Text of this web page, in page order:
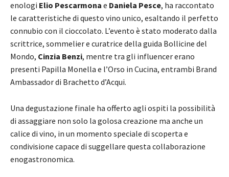
enologi Elio Pescarmona e Daniela Pesce, ha raccontato
le caratteristiche di questo vino unico, esaltando il perfetto
connubio con il cioccolato. L’evento è stato moderato dalla
scrittrice, sommelier e curatrice della guida Bollicine del
Mondo, Cinzia Benzi, mentre tra gli influencer erano
presenti Papilla Monella e l’Orso in Cucina, entrambi Brand
Ambassador di Brachetto d’Acqui.
Una degustazione finale ha offerto agli ospiti la possibilità
di assaggiare non solo la golosa creazione ma anche un
calice di vino, in un momento speciale di scoperta e
condivisione capace di suggellare questa collaborazione
enogastronomica.